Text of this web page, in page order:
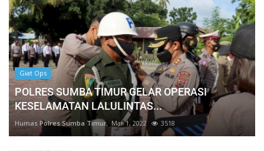
Giat Ops
POLRES SUMBA TIMUR GELAR OPERASI
KESELAMATAN LALULINTAS...
Humas Polres Sumba Timur Mar 1, 2022 3518